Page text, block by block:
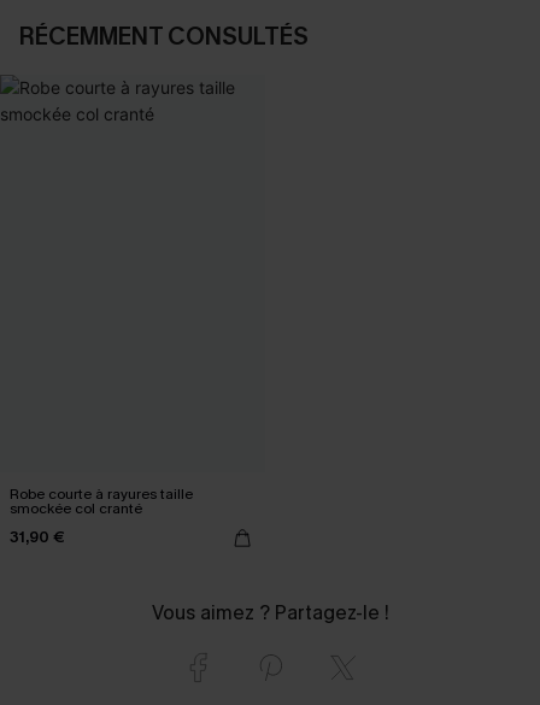
RÉCEMMENT CONSULTÉS
Robe courte à rayures taille
smockée col cranté
31,90 €
Vous aimez ? Partagez-le !